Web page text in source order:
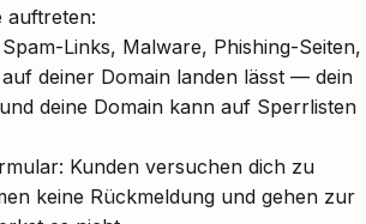
auftreten:
Links, Malware, Phishing-Seiten,
deiner Domain landen lässt — dein
deine Domain kann auf Sperrlisten
Kunden versuchen dich zu
keine Rückmeldung und gehen zur